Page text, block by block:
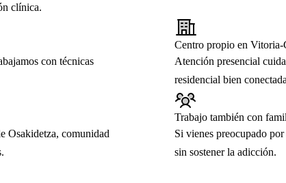
clínica.
con técnicas
Centro propio en Vitoria-
Atención presencial
residencial bien
Osakidetza, comunidad
Trabajo también con
Si vienes preocupado
sin sostener la adicción.